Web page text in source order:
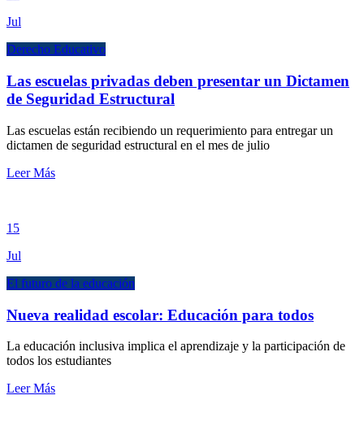
Jul
Derecho Educativo
Las escuelas privadas deben presentar un Dictamen
de Seguridad Estructural
Las escuelas están recibiendo un requerimiento para entregar un
dictamen de seguridad estructural en el mes de julio
Leer Más
15
Jul
El futuro de la educación
Nueva realidad escolar: Educación para todos
La educación inclusiva implica el aprendizaje y la participación de
todos los estudiantes
Leer Más